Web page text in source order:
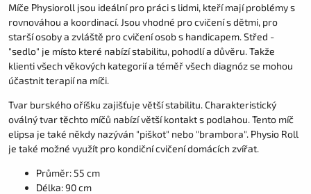
Míče Physioroll jsou ideální pro práci s lidmi, kteří mají problémy s
rovnováhou a koordinací. Jsou vhodné pro cvičení s dětmi, pro
starší osoby a zvláště pro cvičení osob s handicapem. Střed -
"sedlo" je místo které nabízí stabilitu, pohodlí a důvěru. Takže
klienti všech věkových kategorií a téměř všech diagnóz se mohou
účastnit terapií na míči.
Tvar burského oříšku zajišťuje větší stabilitu. Charakteristický
oválný tvar těchto míčů nabízí větší kontakt s podlahou. Tento míč
elipsa je také někdy nazýván "piškot" nebo "brambora". Physio Roll
je také možné využít pro kondiční cvičení domácích zvířat.
Průměr: 55 cm
Délka: 90 cm